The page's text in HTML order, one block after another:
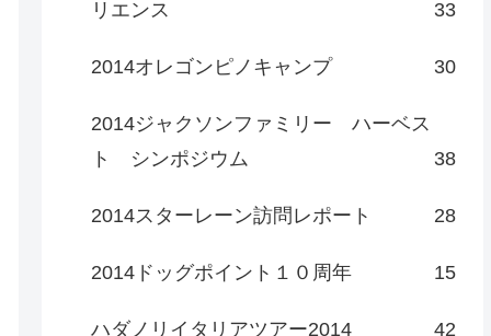
リエンス
33
2014オレゴンピノキャンプ 30
2014ジャクソンファミリー ハーベス
ト シンポジウム
38
2014スターレーン訪問レポート 28
2014ドッグポイント１０周年 15
ハダノリイタリアツアー2014 42